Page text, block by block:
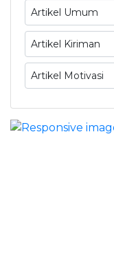
Artikel Umum
Artikel Kiriman
Artikel Motivasi